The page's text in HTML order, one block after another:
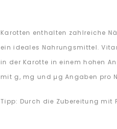
Karotten enthalten zahlreiche
ein ideales Nahrungsmittel.
in der Karotte in einem hohen
mit g, mg und µg Angaben pro
Tipp: Durch die Zubereitung mit